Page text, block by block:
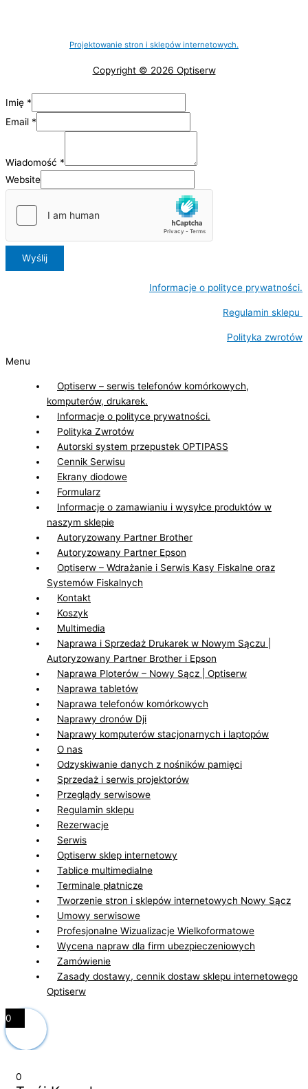
Projektowanie stron i sklepów internetowych.
Copyright © 2026 Optiserw
Imię *
Email *
Wiadomość *
Website
Wyślij
Informacje o polityce prywatności.
Regulamin sklepu
Polityka zwrotów
Menu
Optiserw – serwis telefonów komórkowych,
komputerów, drukarek.
Informacje o polityce prywatności.
Polityka Zwrotów
Autorski system przepustek OPTIPASS
Cennik Serwisu
Ekrany diodowe
Formularz
Informacje o zamawianiu i wysyłce produktów w
naszym sklepie
Autoryzowany Partner Brother
Autoryzowany Partner Epson
Optiserw – Wdrażanie i Serwis Kasy Fiskalne oraz
Systemów Fiskalnych
Kontakt
Koszyk
Multimedia
Naprawa i Sprzedaż Drukarek w Nowym Sączu |
Autoryzowany Partner Brother i Epson
Naprawa Ploterów – Nowy Sącz | Optiserw
Naprawa tabletów
Naprawa telefonów komórkowych
Naprawy dronów Dji
Naprawy komputerów stacjonarnych i laptopów
O nas
Odzyskiwanie danych z nośników pamięci
Sprzedaż i serwis projektorów
Przeglądy serwisowe
Regulamin sklepu
Rezerwacje
Serwis
Optiserw sklep internetowy
Tablice multimedialne
Terminale płatnicze
Tworzenie stron i sklepów internetowych Nowy Sącz
Umowy serwisowe
Profesjonalne Wizualizacje Wielkoformatowe
Wycena napraw dla firm ubezpieczeniowych
Zamówienie
Zasady dostawy, cennik dostaw sklepu internetowego
Optiserw
0
0